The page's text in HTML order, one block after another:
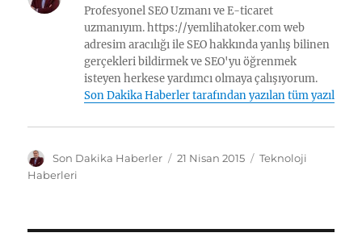
Profesyonel SEO Uzmanı ve E-ticaret
uzmanıyım. https://yemlihatoker.com web
adresim aracılığı ile SEO hakkında yanlış bilinen
gerçekleri bildirmek ve SEO'yu öğrenmek
isteyen herkese yardımcı olmaya çalışıyorum.
Son Dakika Haberler tarafından yazılan tüm yazılar
Y
a
Son Dakika Haberler
Y
21 Nisan 2015
K
Teknoloji
Haberleri